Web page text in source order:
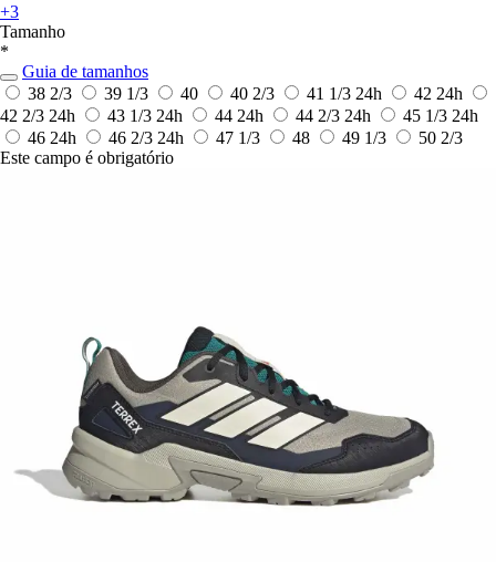
+3
Tamanho
*
Guia de tamanhos
38 2/3
39 1/3 40 40 2/3 41 1/3 24h 42 24h
42 2/3 24h 43 1/3 24h 44 24h 44 2/3 24h 45 1/3 24h
46 24h 46 2/3 24h 47 1/3 48 49 1/3
50 2/3
Este campo é obrigatório